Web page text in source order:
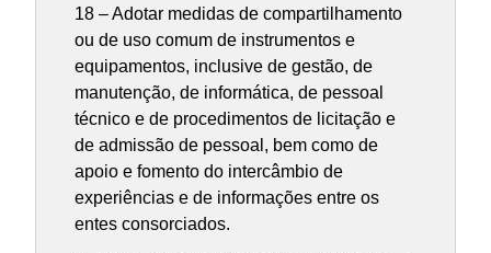
18 – Adotar medidas de compartilhamento
ou de uso comum de instrumentos e
equipamentos, inclusive de gestão, de
manutenção, de informática, de pessoal
técnico e de procedimentos de licitação e
de admissão de pessoal, bem como de
apoio e fomento do intercâmbio de
experiências e de informações entre os
entes consorciados.